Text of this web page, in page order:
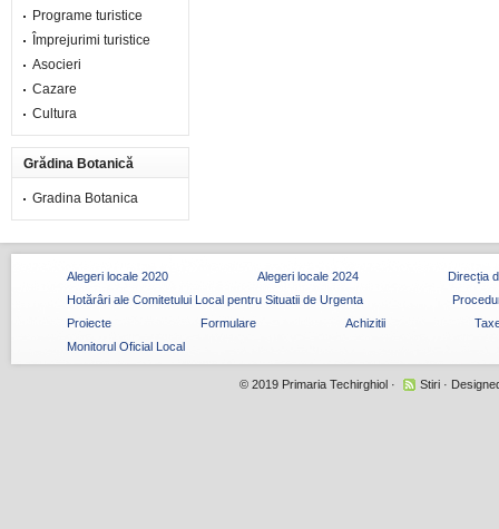
Programe turistice
Împrejurimi turistice
Asocieri
Cazare
Cultura
Grădina Botanică
Gradina Botanica
Alegeri locale 2020 Alegeri locale 2024
Direcția
Hotărâri ale Comitetului Local pentru Situatii de Urgenta
Proiecte
Formulare Achizitii
Monitorul Oficial Local
© 2019 Primaria Techirghiol· Stiri·